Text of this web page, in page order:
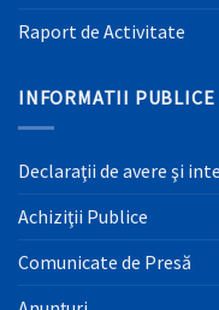
Raport de Activitate
INFORMATII PUBLICE
Declaraţii de avere şi
Achiziţii Publice
Comunicate de Presă